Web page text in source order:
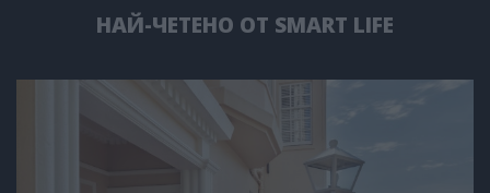
НАЙ-ЧЕТЕНО ОТ SMART LIFE